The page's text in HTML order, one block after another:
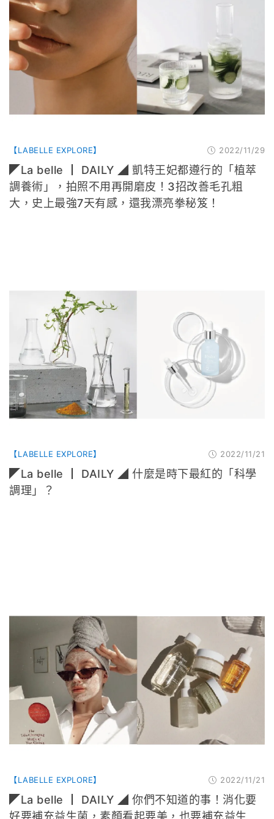
【LABELLE EXPLORE】 2022/11/29
◤La belle ┃ DAILY ◢ 凱特王妃都遵行的「植萃
調養術」，拍照不用再開磨皮！3招改善毛孔粗
大，史上最強7天有感，還我漂亮拳秘笈！
【LABELLE EXPLORE】 2022/11/21
◤La belle ┃ DAILY ◢ 什麼是時下最紅的「科學
調理」？
【LABELLE EXPLORE】 2022/11/21
◤La belle ┃ DAILY ◢ 你們不知道的事！消化要
好要補充益生菌，素顏看起要美，也要補充益生